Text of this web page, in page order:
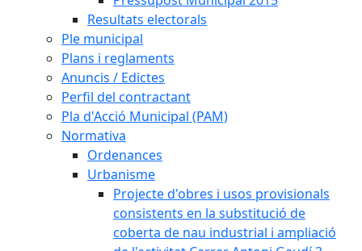
Resultats electorals
Ple municipal
Plans i reglaments
Anuncis / Edictes
Perfil del contractant
Pla d'Acció Municipal (PAM)
Normativa
Ordenances
Urbanisme
Projecte d'obres i usos provisionals
consistents en la substitució de
coberta de nau industrial i ampliació